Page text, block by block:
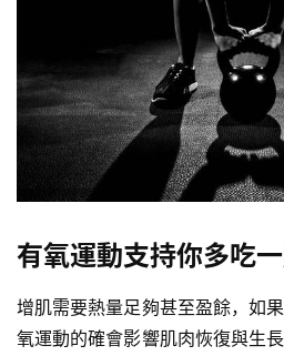
有氧運動支持你多吃
增肌需要熱量足夠甚至盈餘，如
氧運動的確會影響肌肉恢復與生